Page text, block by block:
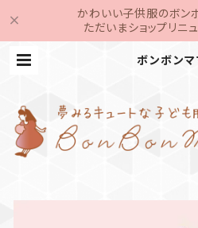
かわいい子供服のボン
ただいまショップリニ
ボンボンマ